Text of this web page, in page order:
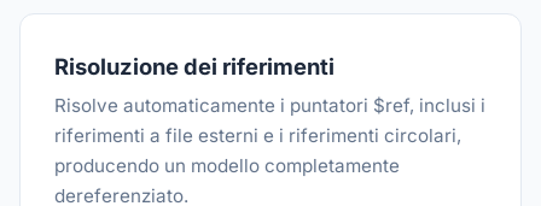
Risoluzione dei riferimenti
Risolve automaticamente i puntatori $ref, inclusi i
riferimenti a file esterni e i riferimenti circolari,
producendo un modello completamente
dereferenziato.